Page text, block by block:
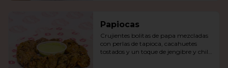
Papiocas
Crujientes bolitas de papa mezcladas
con perlas de tapioca, cacahuetes
tostados y un toque de jengibre y chile